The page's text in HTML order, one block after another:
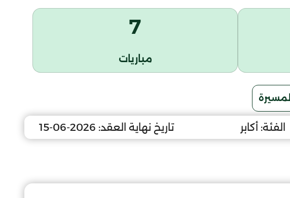
7
مباريات
المسيرة
الفئة: أكابر تاريخ نهاية العقد: 2026-06-15